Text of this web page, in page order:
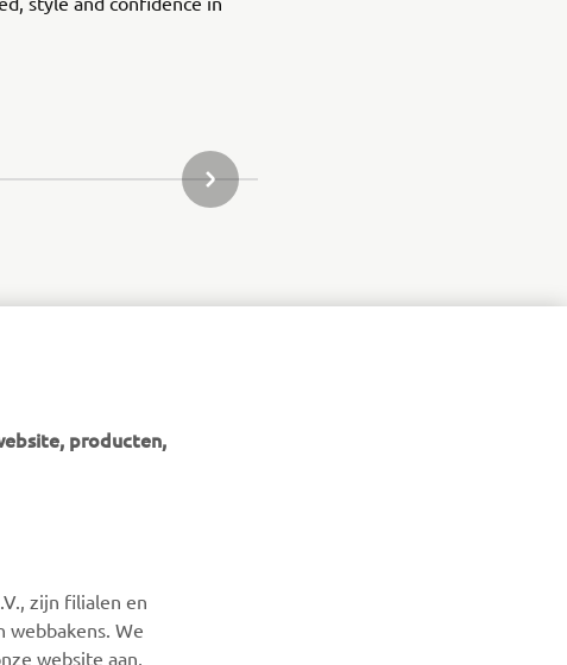
VOLGENDE ITEM IN GALLERIJ
NIEUWSBRIEF
We
website aan,